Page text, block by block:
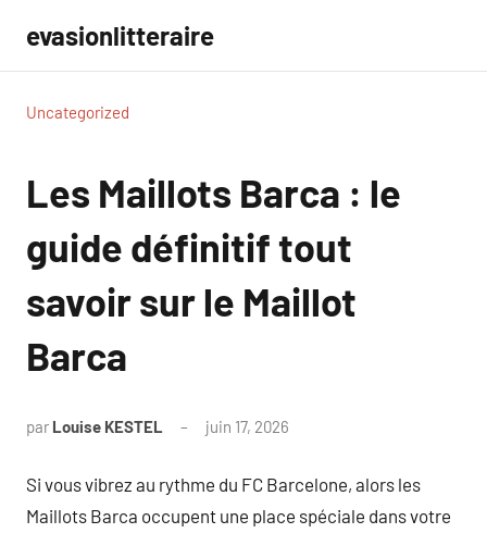
contenu
evasionlitteraire
Uncategorized
Les Maillots Barca : le
guide définitif tout
savoir sur le Maillot
Barca
par Louise KESTEL juin 17, 2026
Si vous vibrez au rythme du FC Barcelone, alors les
Maillots Barca occupent une place spéciale dans votre